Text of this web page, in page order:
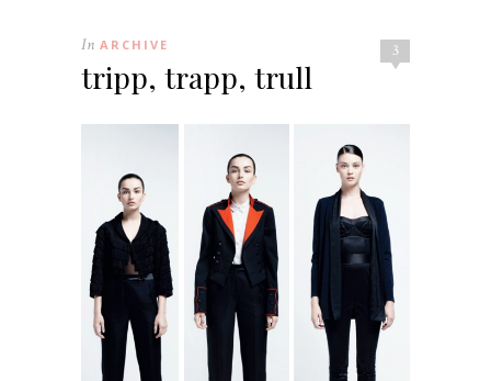
3
In ARCHIVE
tripp, trapp, trull